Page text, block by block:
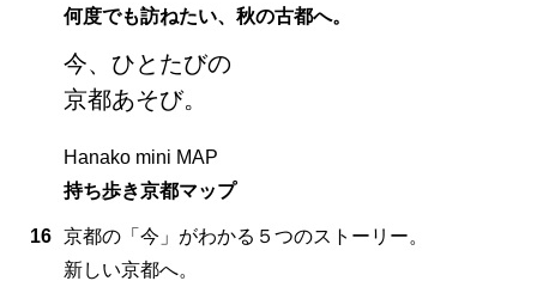
何度でも訪ねたい、秋の古都へ。
今、ひとたびの
京都あそび。
Hanako mini MAP
持ち歩き京都マップ
16 京都の「今」がわかる５つのストーリー。
新しい京都へ。